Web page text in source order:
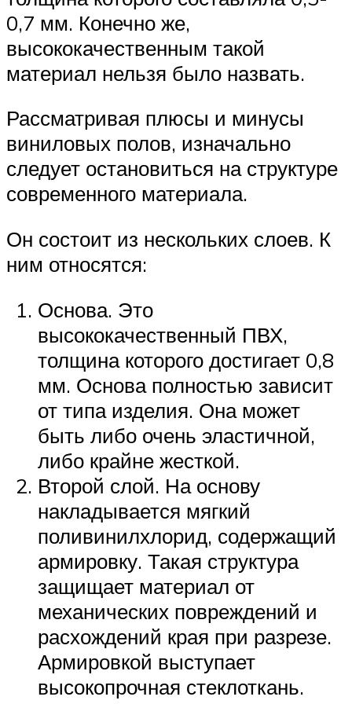
0,7 мм. Конечно же,
высококачественным такой
материал нельзя было назвать.
Рассматривая плюсы и минусы
виниловых полов, изначально
следует остановиться на структуре
современного материала.
Он состоит из нескольких слоев. К
ним относятся:
Основа. Это
высококачественный ПВХ,
толщина которого достигает 0,8
мм. Основа полностью зависит
от типа изделия. Она может
быть либо очень эластичной,
либо крайне жесткой.
Второй слой. На основу
накладывается мягкий
поливинилхлорид, содержащий
армировку. Такая структура
защищает материал от
механических повреждений и
расхождений края при разрезе.
Армировкой выступает
высокопрочная стеклоткань.